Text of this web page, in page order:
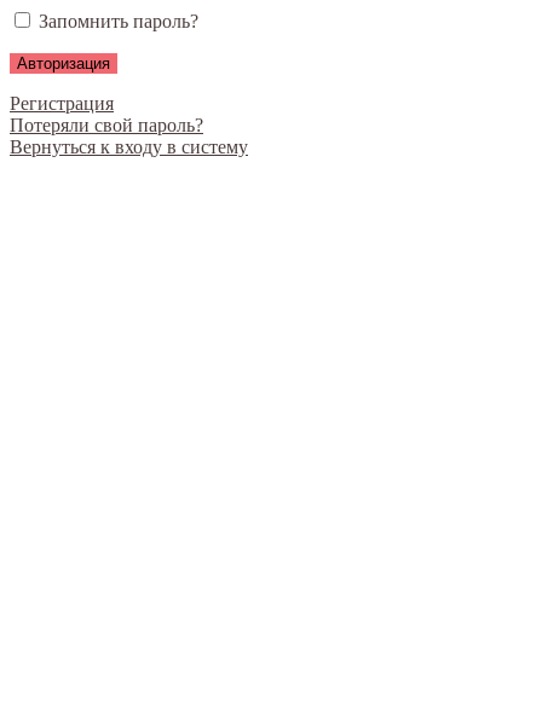
Запомнить пароль?
Регистрация
Потеряли свой пароль?
Вернуться к входу в систему